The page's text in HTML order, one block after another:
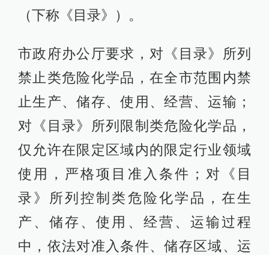
（下称《目录》）。
市政府办公厅要求，对《目录》所列
禁止类危险化学品，在全市范围内禁
止生产、储存、使用、经营、运输；
对《目录》所列限制类危险化学品，
仅允许在限定区域内的限定行业领域
使用，严格项目准入条件；对《目
录》所列控制类危险化学品，在生
产、储存、使用、经营、运输过程
中，依法对准入条件、储存区域、运